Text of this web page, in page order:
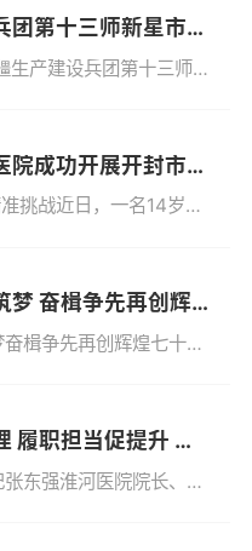
新疆生产建设兵团第十三师新星市人大常委会党组副书记、副主任廖红川一行来院考察交流
3月6日下午，新疆生产建设兵团第十三师新星市人大常委会党组副书记、副主任，二级巡视员，红星医院党委书记廖红川，党委委员、副院长安谱光一行4人来淮河医院考察交流。医院党委书记张东强，在院领导班子成员及相关职能部门负责人参加座谈会。会议由第二临床医学院(淮河医院)执行院长秦长江主持。会上，张东强首先代表医院党委及全院干部职工，对廖红川一行的到来表示热烈欢迎。他简要介绍了医院的历史沿革、发展现状、学...
河南大学淮河医院成功开展开封市首例跟骨骨折钉中钉技术
一次“小切口”的精准挑战近日，一名14岁的患者因跟骨骨折，来河南大学淮河医院就诊，创伤骨科郭建阔主任团队接诊后，没有选择传统的“大刀口”，而是为患者实施“跗骨窦入路+跟骨钉中钉”的微创方案。主切口仅3厘米；系开封地区首次应用跟骨钉中钉内固定器械；成功复位的同时，充分保护了软组织血运。术后患者恢复顺利，即将开启早期康复训练。这不仅是一次成功的救治，更是淮河医院创伤骨科在微创化道路上的又一次扎实迈...
七十一载精诚筑梦 奋楫争先再创辉煌
七十一载精诚筑梦奋楫争先再创辉煌七十一载厚德精医，继往开来再启新程。值此河南大学淮河医院建院七十一周年之际，谨向长期以来关怀指导医院发展的各级部门、关注支持的各界友人以及深耕医学的专家学者，致以由衷感谢！向全院在职同仁、莘莘学子及离退休前辈，致以诚挚的问候！七十一载风雨兼程，星火不灭回溯一九五五，为护佑千里治淮军民安康，先驱者怀揣赤忱，于使命召唤中应运而生。建院之初，资源匮乏、条件艰苦，淮医人...
凝心聚力抓护理 履职担当促提升 —— 淮河医院召开2026年护士长第一次培训会议
会议现场党委书记张东强淮河医院院长、党委副书记、第二临床医学院（淮河医院）院长左克强副院长刘洋3月2日，淮河医院召开2026年护士长第一次培训会议，在院领导班子，护理部成员及全体护士长参会，会议由副院长刘洋主持。01复盘过往工作 部署重点任务护理部主任徐霞作2025年护理工作总结及2026年工作展望报告，全面回顾过去一年在护理质量、学科建设、人才培养、优质服务等方面取得的成效，客观分析存在的问...